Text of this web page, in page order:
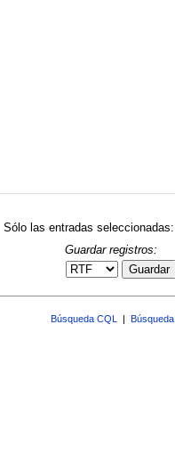
Sólo las entradas seleccionadas:
Guardar registros:
Guardar
Búsqueda CQL